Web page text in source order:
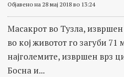
Објавено на 28 мај 2018 во 13:24
Масакрот во Тузла,
во кој животот го загуби
најголемите, извршен врз
Босна и...